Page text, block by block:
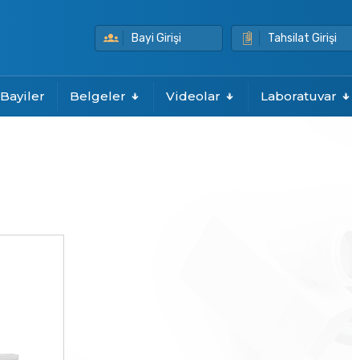
Bayi Girişi Tahsilat Girişi
Bayiler Belgeler Videolar Laboratuvar